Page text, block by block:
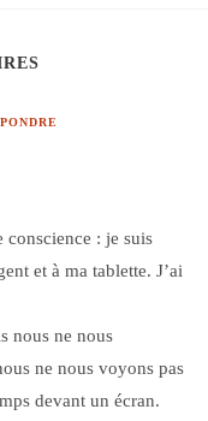
conscience : je suis
et à ma tablette. J’ai
nous ne nous
ne nous voyons pas
devant un écran.